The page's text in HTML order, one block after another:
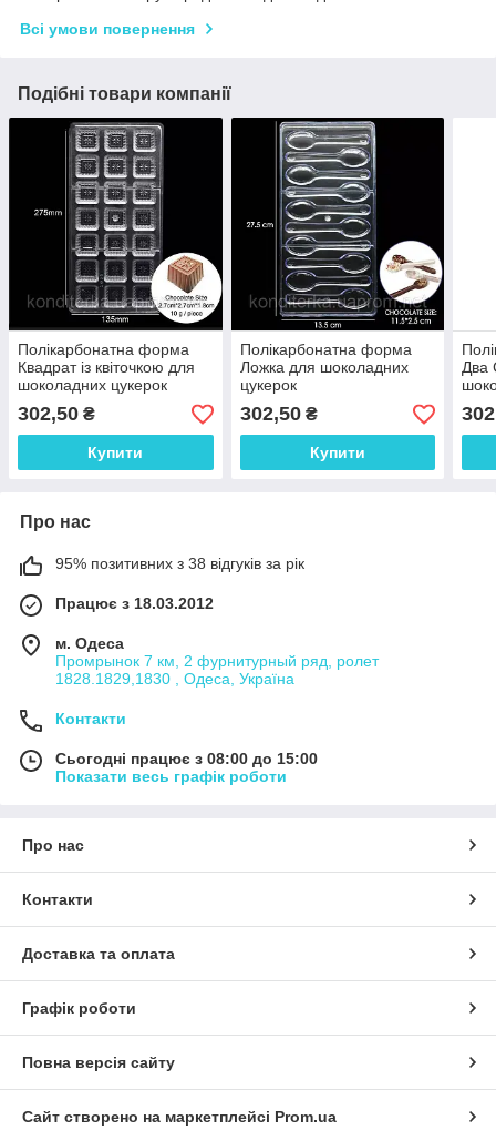
Всі умови повернення
Подібні товари компанії
Полікарбонатна форма
Квадрат із квіточкою для
шоколадних цукерок
302,50 ₴
Купити
Полікарбонатна форма
Ложка для шоколадних
цукерок
302,50₴
Купити
Два
Про нас
95% позитивних з 38 відгуків за рік
Працює з 18.03.2012
м. Одеса
Промрынок 7 км, 2 фурнитурный ряд, ролет
1828.1829,1830 , Одеса, Україна
Контакти
Сьогодні працює з 08:00 до 15:00
Показати весь графік роботи
Про нас
Контакти
Доставка та оплата
Графік роботи
Повна версія сайту
Сайт створено на маркетплейсі Prom.ua